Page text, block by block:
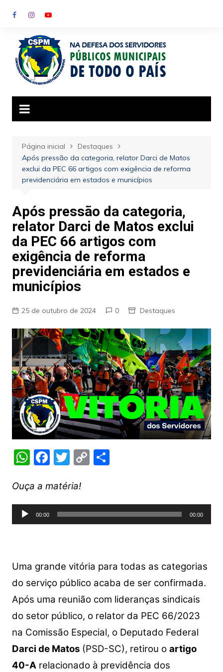
para
conteúdo
Página inicial
Destaques
Após pressão da categoria, relator Darci de Matos
exclui da PEC 66 artigos com exigência de reforma
previdenciária em estados e municípios
Após pressão da categoria,
relator Darci de Matos exclui
da PEC 66 artigos com
exigência de reforma
previdenciária em estados e
municípios
25 de outubro de 2024 0 Destaques
W
at
s
A
F
c
e
b
k
T
itt
er
C
y
Li
S
e
Ouça a matéria!
Tocador
de
00:00 00:00
Uma grande vitória para todas as categorias
do serviço público acaba de ser confirmada.
Após uma reunião com lideranças sindicais
do setor público, o relator da PEC 66/2023
na Comissão Especial, o Deputado Federal
Darci de Matos(PSD-SC), retirou o artigo
40-Arelacionado à previdência dos